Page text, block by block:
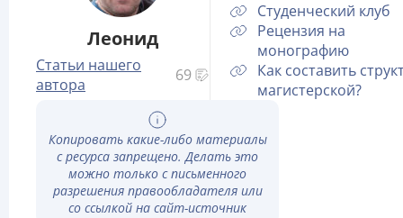
Леонид
Статьи нашего
автора
69
Студенческий клуб
Рецензия на
монографию
Как составить
магистерской?
Копировать какие-либо материалы
с ресурса запрещено. Делать это
можно только с письменного
разрешения правообладателя или
со ссылкой на сайт-источник